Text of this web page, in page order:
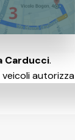
Carducci.